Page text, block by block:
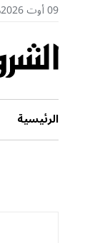
09 أوت 2026م, الموافق ل 24 صفر 1448هـ
الرئيسية